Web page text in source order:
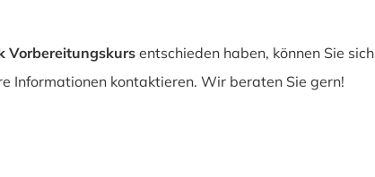
Vorbereitungskursentschieden haben, können Sie sich
Informationen kontaktieren. Wir beraten Sie gern!